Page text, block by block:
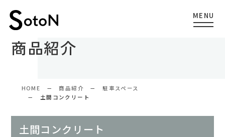
商品紹介
HOME 商品紹介
駐車スペース
土間コンクリート
土間コンクリート